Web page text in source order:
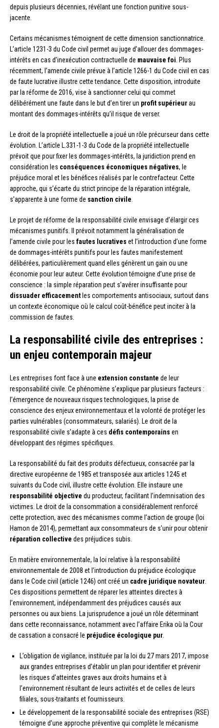
depuis plusieurs décennies, révélant une fonction punitive sous-
jacente.
Certains mécanismes témoignent de cette dimension sanctionnatrice.
L’article 1231-3 du Code civil permet au juge d’allouer des dommages-
intérêts en cas d’inexécution contractuelle de mauvaise foi . Plus
récemment, l’amende civile prévue à l’article 1266-1 du Code civil en cas
de faute lucrative illustre cette tendance. Cette disposition, introduite
par la réforme de 2016, vise à sanctionner celui qui commet
délibérément une faute dans le but d’en tirer un profit supérieurau
montant des dommages-intérêts qu’il risque de verser.
Le droit de la propriété intellectuelle a joué un rôle précurseur dans cette
évolution. L’article L.331-1-3 du Code de la propriété intellectuelle
prévoit que pour fixer les dommages-intérêts, la juridiction prend en
considération les conséquences économiques négatives, le
préjudice moral et les bénéfices réalisés par le contrefacteur. Cette
approche, qui s’écarte du strict principe de la réparation intégrale,
s’apparente à une forme de sanction civile
Le projet de réforme de la responsabilité civile envisage d’élargir ces
mécanismes punitifs. Il prévoit notamment la généralisation de
l’amende civile pour les fautes lucratives et l’introduction d’une forme
de dommages-intérêts punitifs pour les fautes manifestement
délibérées, particulièrement quand elles génèrent un gain ou une
économie pour leur auteur. Cette évolution témoigne d’une prise de
conscience : la simple réparation peut s’avérer insuffisante pour
dissuader efficacementles comportements antisociaux, surtout dans
un contexte économique où le calcul coût-bénéfice peut inciter à la
commission de fautes.
La responsabilité civile des entreprises :
un enjeu contemporain majeur
Les entreprises font face à une extension constante de leur
responsabilité civile. Ce phénomène s’explique par plusieurs facteurs :
l’émergence de nouveaux risques technologiques, la prise de
conscience des enjeux environnementaux et la volonté de protéger les
parties vulnérables (consommateurs, salariés). Le droit de la
responsabilité civile s’adapte à ces défis contemporains en
développant des régimes spécifiques.
La responsabilité du fait des produits défectueux, consacrée par la
directive européenne de 1985 et transposée aux articles 1245 et
suivants du Code civil, illustre cette évolution. Elle instaure une
responsabilité objective du producteur, facilitant l’indemnisation des
victimes. Le droit de la consommation a considérablement renforcé
cette protection, avec des mécanismes comme l’action de groupe (loi
Hamon de 2014), permettant aux consommateurs de s’unir pour obtenir
réparation collective des préjudices subis.
En matière environnementale, la loi relative à la responsabilité
environnementale de 2008 et l’introduction du préjudice écologique
dans le Code civil (article 1246) ont créé un cadre juridique novateur
Ces dispositions permettent de réparer les atteintes directes à
l’environnement, indépendamment des préjudices causés aux
personnes ou aux biens. La jurisprudence a joué un rôle déterminant
dans cette reconnaissance, notamment avec l’affaire Erika où la Cour
de cassation a consacré le préjudice écologique pur
L’obligation de vigilance, instituée par la loi du 27 mars 2017, impose
aux grandes entreprises d’établir un plan pour identifier et prévenir
les risques d’atteintes graves aux droits humains et à
l’environnement résultant de leurs activités et de celles de leurs
filiales, sous-traitants et fournisseurs.
Le développement de la responsabilité sociale des entreprises (RSE)
témoigne d’une approche préventive qui complète le mécanisme